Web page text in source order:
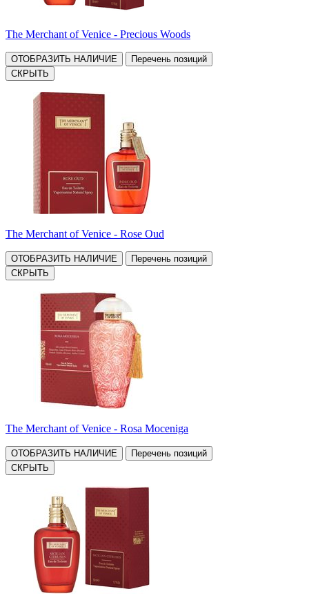
The Merchant of Venice - Precious Woods
ОТОБРАЗИТЬ НАЛИЧИЕ
Перечень позиций
СКРЫТЬ
The Merchant of Venice - Rose Oud
ОТОБРАЗИТЬ НАЛИЧИЕ
Перечень позиций
СКРЫТЬ
The Merchant of Venice - Rosa Moceniga
ОТОБРАЗИТЬ НАЛИЧИЕ
Перечень позиций
СКРЫТЬ